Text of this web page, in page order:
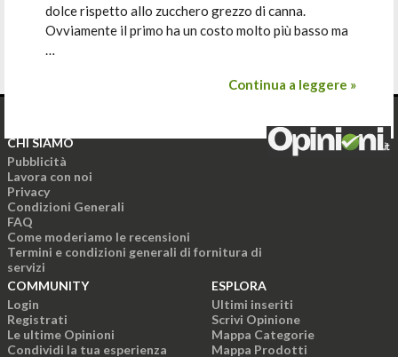
dolce rispetto allo zucchero grezzo di canna.
Ovviamente il primo ha un costo molto più basso ma
…
Continua a leggere »
CHI SIAMO
Pubblicità
Lavora con noi
Privacy
Condizioni Generali
FAQ
Come moderiamo le recensioni
Termini e condizioni generali di fornitura di
servizi
COMMUNITY
Login
Registrati
Le ultime Opinioni
Condividi la tua esperienza
ESPLORA
Ultimi inseriti
Scrivi Opinione
Mappa Categorie
Mappa Prodotti